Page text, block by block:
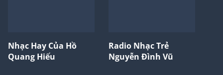
Nhạc Hay Của Hồ
Quang Hiếu
Radio Nhạc Trẻ
Nguyễn Đình Vũ